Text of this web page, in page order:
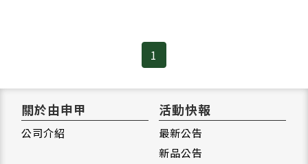
1
關於由申甲
公司介紹
活動快報
最新公告
新品公告